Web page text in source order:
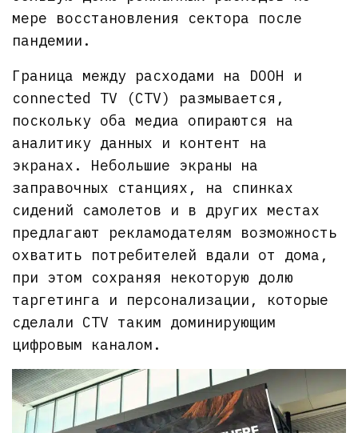
мере восстановления сектора после
пандемии.
Граница между расходами на DOOH и
connected TV (CTV) размывается,
поскольку оба медиа опираются на
аналитику данных и контент на
экранах. Небольшие экраны на
заправочных станциях, на спинках
сидений самолетов и в других местах
предлагают рекламодателям возможность
охватить потребителей вдали от дома,
при этом сохраняя некоторую долю
таргетинга и персонализации, которые
сделали CTV таким доминирующим
цифровым каналом.